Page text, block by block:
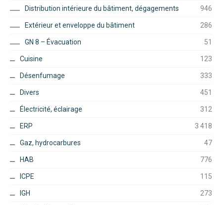
Distribution intérieure du bâtiment, dégagements 946
Extérieur et enveloppe du bâtiment 286
GN 8 – Évacuation 51
Cuisine 123
Désenfumage 333
Divers 451
Électricité, éclairage 312
ERP 3 418
Gaz, hydrocarbures 47
HAB 776
ICPE 115
IGH 273